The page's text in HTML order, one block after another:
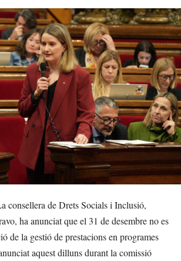
consellera de Drets Socials i Inclusió,
ha anunciat que el 31 de desembre no es
de la gestió de prestacions en programes
aquest dilluns durant la comissió